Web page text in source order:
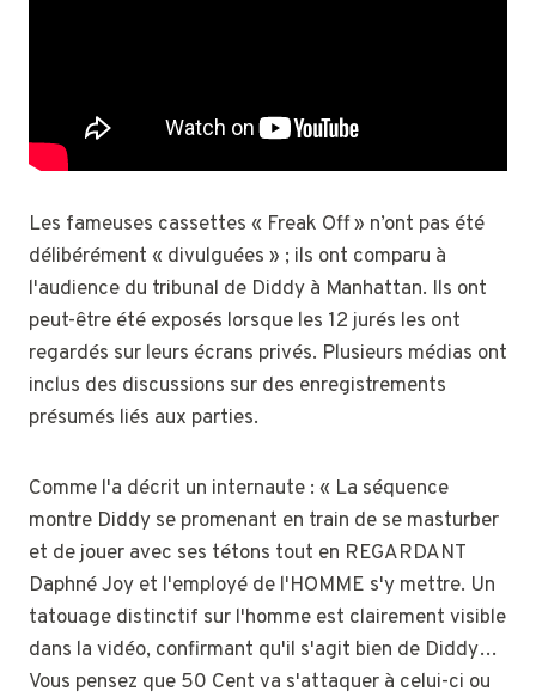
Les fameuses cassettes « Freak Off » n’ont pas été
délibérément « divulguées » ; ils ont comparu à
l'audience du tribunal de Diddy à Manhattan. Ils ont
peut-être été exposés lorsque les 12 jurés les ont
regardés sur leurs écrans privés. Plusieurs médias ont
inclus des discussions sur des enregistrements
présumés liés aux parties.
Comme l'a décrit un internaute : « La séquence
montre Diddy se promenant en train de se masturber
et de jouer avec ses tétons tout en REGARDANT
Daphné Joy et l'employé de l'HOMME s'y mettre. Un
tatouage distinctif sur l'homme est clairement visible
dans la vidéo, confirmant qu'il s'agit bien de Diddy…
Vous pensez que 50 Cent va s'attaquer à celui-ci ou